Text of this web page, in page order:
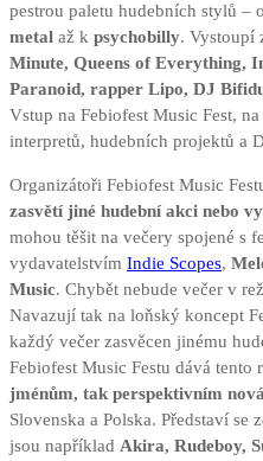
pestrou paletu hudebních stylů –
metal až k psychobilly. Vystoupí
Minute, Queens of Everything,
Paranoid, rapper Lipo, DJ
Vstup na Febiofest Music Fest,
interpretů, hudebních projektů a
Organizátoři Febiofest Music
zasvětí jiné hudební akci nebo
mohou těšit na večery spojené s
vydavatelstvím Indie Scopes,
Music. Chybět nebude večer v
Navazují tak na loňský koncept
každý večer zasvěcen jinému
Febiofest Music Festu dává tento
jménům, tak perspektivním
Slovenska a Polska. Představí se
jsou například Akira, Rudeboy,